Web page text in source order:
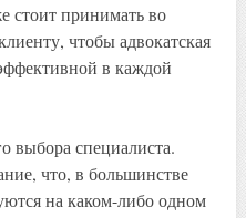
стоит принимать во
чтобы адвокатская
в каждой
выбора специалиста.
что, в большинстве
на каком-либо одном